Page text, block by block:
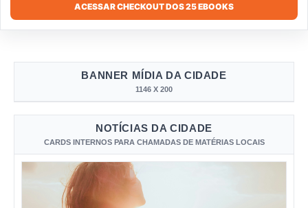
ACESSAR CHECKOUT DOS 25 EBOOKS
BANNER MÍDIA DA CIDADE
1146 X 200
NOTÍCIAS DA CIDADE
CARDS INTERNOS PARA CHAMADAS DE MATÉRIAS LOCAIS